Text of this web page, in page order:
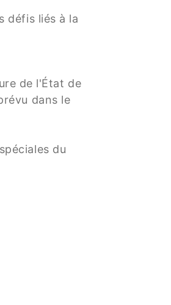
défis liés à la
de l'État de
dans le
du